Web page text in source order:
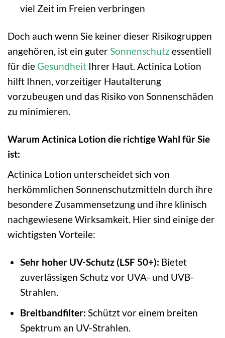
viel Zeit im Freien verbringen
Doch auch wenn Sie keiner dieser Risikogruppen
angehören, ist ein guterSonnenschutz essentiell
für die Gesundheit Ihrer Haut. Actinica Lotion
hilft Ihnen, vorzeitiger Hautalterung
vorzubeugen und das Risiko von Sonnenschäden
zu minimieren.
Warum Actinica Lotion die richtige Wahl für Sie
ist:
Actinica Lotion unterscheidet sich von
herkömmlichen Sonnenschutzmitteln durch ihre
besondere Zusammensetzung und ihre klinisch
nachgewiesene Wirksamkeit. Hier sind einige der
wichtigsten Vorteile:
Sehr hoher UV-Schutz (LSF 50+): Bietet
zuverlässigen Schutz vor UVA- und UVB-
Strahlen.
Breitbandfilter: Schützt vor einem breiten
Spektrum an UV-Strahlen.